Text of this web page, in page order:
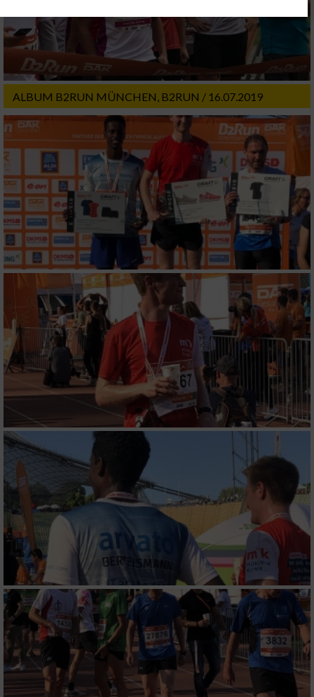
ALBUM B2RUN MÜNCHEN, B2RUN / 16.07.2019
Website/App.
Partnerliste anzeigen (1 IAB-Anbieter)
Wir nutzen Ihre Daten für folgende Zwecke:
IAB-Verarbeitungszwecke:
Speichern von oder Zugriff auf Informationen
auf einem Endgerät
Verwendung reduzierter Daten zur Auswahl
von Werbeanzeigen
Erstellung von Profilen für personalisierte
Werbung
Verwendung von Profilen zur Auswahl
personalisierter Werbung
Erstellung von Profilen zur Personalisierung
von Inhalten
Verwendung von Profilen zur Auswahl
personalisierter Inhalte
Messung der Werbeleistung
Messung der Performance von Inhalten
Analyse von Zielgruppen durch Statistiken
oder Kombinationen von Daten aus
verschiedenen Quellen
Entwicklung und Verbesserung der Angebote
Verwendung reduzierter Daten zur Auswahl
von Inhalten
IAB-Besonderheiten:
Verwendung genauer Standortdaten
Geräte anhand von aktiv angeforderten
Informationen identifizieren
Nicht-IAB-Verarbeitungszwecke: